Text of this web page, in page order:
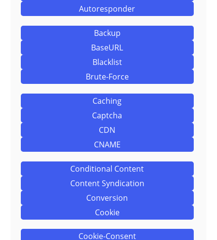
Autoresponder
Backup
BaseURL
Blacklist
Brute-Force
Caching
Captcha
CDN
CNAME
Conditional Content
Content Syndication
Conversion
Cookie
Cookie-Consent